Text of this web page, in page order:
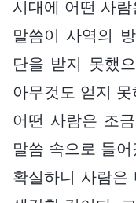
시대에 어떤 사
말씀이 사역의
단을 받지 못했
아무것도 얻지
어떤 사람은 조
말씀 속으로 들
확실하니 사람은